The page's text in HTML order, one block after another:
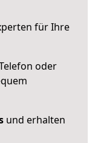
für Ihre
oder
und erhalten